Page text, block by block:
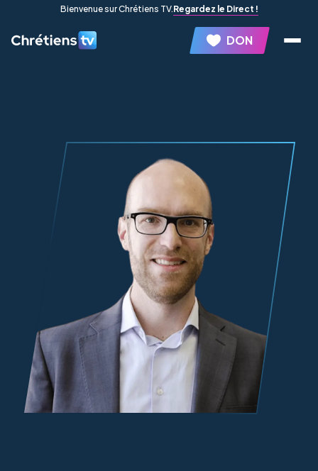
Bienvenue sur Chrétiens TV.Regardez le Direct !
DON